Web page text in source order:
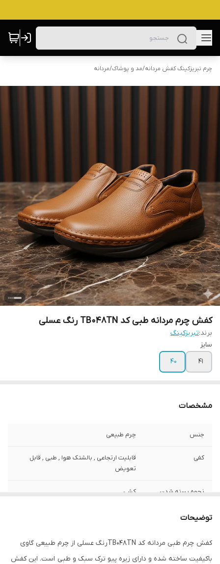
چرم تبریزکینگ کفش مردانه/مد و پوشاک/مردانه
کفش چرم مردانه طبی کد TB048TN رنگ عسلی
برند:تبریزکینگ
سایز
41
40
مشخصات
جنس چرم طبیعی
کفی
قابلیت ارتجاعی , بالشتک هوا , طبی , قابل
تعویض
نحوه بسته شدن
کشی
برابر سایش
توضیحات
کفش چرم طبی مردانه کد TB048TNرنگ عسلی از چرم طبیعی گاوی
باکیفیت ساخته شده و دارای زیره پیو ترک سبک و طبی است. این کفش